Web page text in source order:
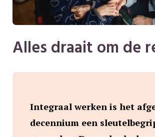
Alles draait om de
Integraal werken is het
decennium een